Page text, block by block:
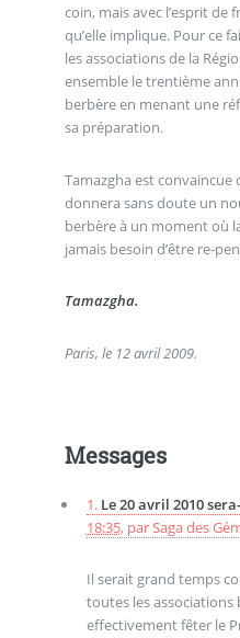
coin, mais avec l’esprit de
qu’elle implique. Pour ce
les associations de la
ensemble le trentième
berbère en menant une
sa préparation.
Tamazgha est convaincue
donnera sans doute un
berbère à un moment où
jamais besoin d’être re-
Tamazgha.
Paris, le 12 avril 2009.
Messages
1. Le 20 avril 2010
18:35, par Saga des
Il serait grand temps
toutes les associations
effectivement fêter le